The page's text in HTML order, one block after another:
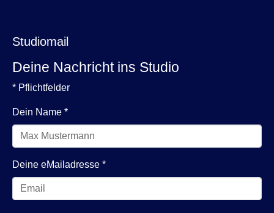
Studiomail
Deine Nachricht ins Studio
* Pflichtfelder
Dein Name *
Deine eMailadresse *